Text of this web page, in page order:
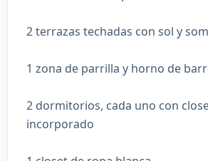
2 terrazas techadas con sol y
1 zona de parrilla y horno de
2 dormitorios, cada uno con
incorporado